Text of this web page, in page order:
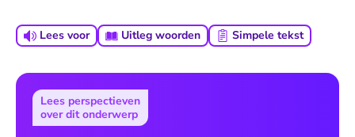
Lees voor Uitleg woorden Simpele tekst
Lees perspectieven
over dit onderwerp